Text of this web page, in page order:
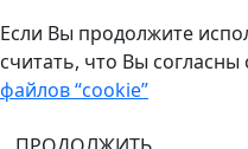
Если Вы продолжите
считать, что Вы согласны
файлов “cookie”